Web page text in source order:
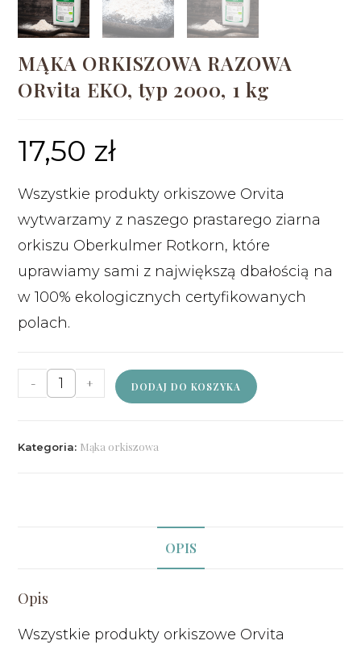
MĄKA ORKISZOWA RAZOWA
ORvita EKO, typ 2000, 1 kg
17,50 zł
Wszystkie produkty orkiszowe Orvita
wytwarzamy z naszego prastarego ziarna
orkiszu Oberkulmer Rotkorn, które
uprawiamy sami z największą dbałością na
w 100% ekologicznych certyfikowanych
polach.
- + DODAJ DO KOSZYKA
Kategoria: Mąka orkiszowa
OPIS
Opis
Wszystkie produkty orkiszowe Orvita